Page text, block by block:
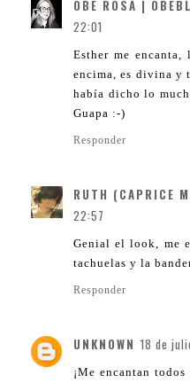
OBE ROSA |
22:01
Esther me
encima, es divina y
había dicho lo
Guapa :-)
Responder
RUTH (CAPRICE
22:57
Genial el look, me
tachuelas y la
Responder
UNKNOWN 18 de
¡Me encantan